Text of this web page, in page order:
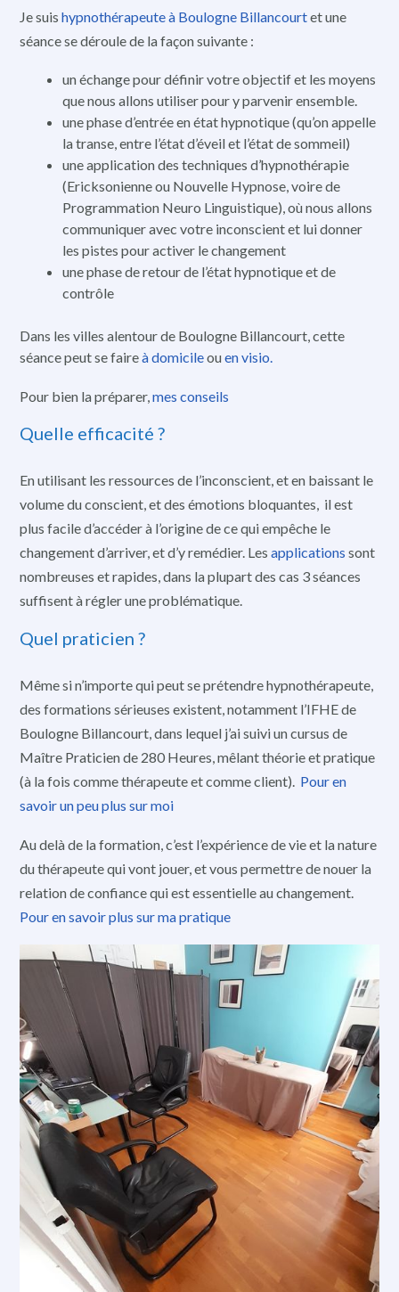
Je suis hypnothérapeute à Boulogne Billancourtet une
séance se déroule de la façon suivante :
un échange pour définir votre objectif et les moyens
que nous allons utiliser pour y parvenir ensemble.
une phase d’entrée en état hypnotique (qu’on appelle
la transe, entre l’état d’éveil et l’état de sommeil)
une application des techniques d’hypnothérapie
(Ericksonienne ou Nouvelle Hypnose, voire de
Programmation Neuro Linguistique), où nous allons
communiquer avec votre inconscient et lui donner
les pistes pour activer le changement
une phase de retour de l’état hypnotique et de
contrôle
Dans les villes alentour de Boulogne Billancourt, cette
séance peut se faireà domicileouen visio.
Pour bien la préparer, mes conseils
Quelle efficacité ?
En utilisant les ressources de l’inconscient, et en baissant le
volume du conscient, et des émotions bloquantes, il est
plus facile d’accéder à l’origine de ce qui empêche le
changement d’arriver, et d’y remédier. Les applications sont
nombreuses et rapides, dans la plupart des cas 3 séances
suffisent à régler une problématique.
Quel praticien ?
Même si n’importe qui peut se prétendre hypnothérapeute,
des formations sérieuses existent, notamment l’IFHE de
Boulogne Billancourt, dans lequel j’ai suivi un cursus de
Maître Praticien de 280 Heures, mêlant théorie et pratique
(à la fois comme thérapeute et comme client). Pour en
savoir un peu plus sur moi
Au delà de la formation, c’est l’expérience de vie et la nature
du thérapeute qui vont jouer, et vous permettre de nouer la
relation de confiance qui est essentielle au changement.
Pour en savoir plus sur ma pratique